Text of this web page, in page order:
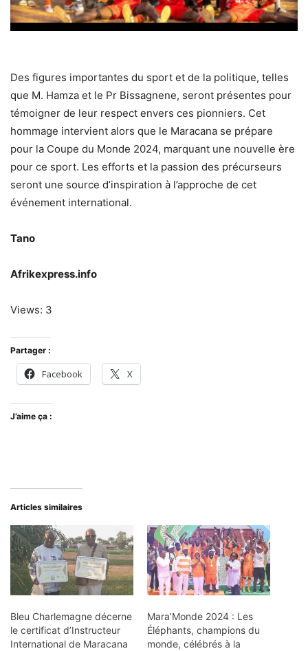
Des figures importantes du sport et de la politique, telles
que M. Hamza et le Pr Bissagnene, seront présentes pour
témoigner de leur respect envers ces pionniers. Cet
hommage intervient alors que le Maracana se prépare
pour la Coupe du Monde 2024, marquant une nouvelle ère
pour ce sport. Les efforts et la passion des précurseurs
seront une source d’inspiration à l’approche de cet
événement international.
Tano
Afrikexpress.info
Views: 3
Partager :
Facebook X
J’aime ça :
Articles similaires
Bleu Charlemagne décerne
le certificat d’Instructeur
International de Maracana
Mara’Monde 2024 : Les
Éléphants, champions du
monde, célébrés à la